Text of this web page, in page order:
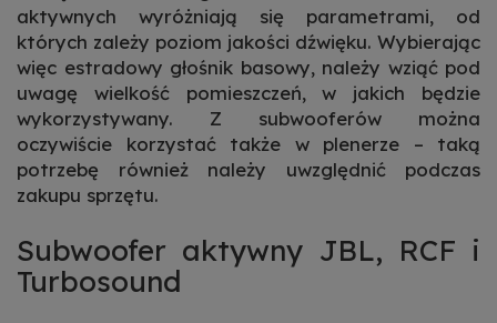
aktywnych wyróżniają się parametrami, od
których zależy poziom jakości dźwięku. Wybierając
więc estradowy głośnik basowy, należy wziąć pod
uwagę wielkość pomieszczeń, w jakich będzie
wykorzystywany. Z subwooferów można
oczywiście korzystać także w plenerze – taką
potrzebę również należy uwzględnić podczas
zakupu sprzętu.
Subwoofer aktywny JBL, RCF i
Turbosound